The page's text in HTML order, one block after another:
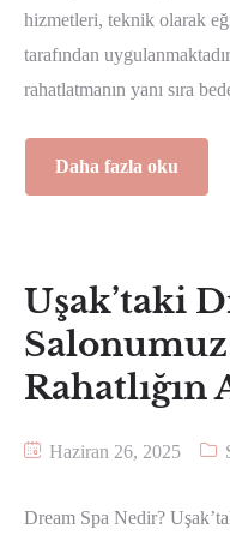
hizmetleri, teknik olarak
tarafından
rahatlatmanın yanı sıra
Daha fazla oku
Uşak’taki
Rahatlığın
Haziran 26, 2025
Dream Spa Nedir?